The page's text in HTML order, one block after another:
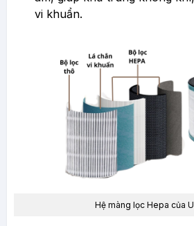
vi khuẩn.
Hệ màng lọc Hepa của